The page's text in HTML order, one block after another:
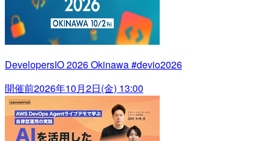
DevelopersIO 2026 Okinawa #devio2026
開催前2026年10月2日(金) 13:00